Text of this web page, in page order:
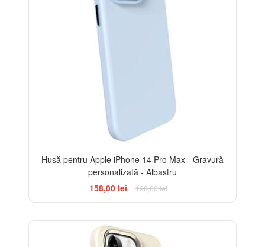
Husă pentru Apple iPhone 14 Pro Max - Gravură
personalizată - Albastru
158,00 lei
198,00 lei